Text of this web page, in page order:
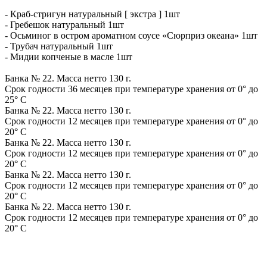
- Краб-стригун натуральный [ экстра ] 1шт
- Гребешок натуральный 1шт
- Осьминог в остром ароматном соусе «Сюрприз океана» 1шт
- Трубач натуральный 1шт
- Мидии копченые в масле 1шт
Банка № 22. Масса нетто 130 г.
Срок годности 36 месяцев при температуре хранения от 0° до
25° C
Банка № 22. Масса нетто 130 г.
Срок годности 12 месяцев при температуре хранения от 0° до
20° C
Банка № 22. Масса нетто 130 г.
Срок годности 12 месяцев при температуре хранения от 0° до
20° C
Банка № 22. Масса нетто 130 г.
Срок годности 12 месяцев при температуре хранения от 0° до
20° C
Банка № 22. Масса нетто 130 г.
Срок годности 12 месяцев при температуре хранения от 0° до
20° C